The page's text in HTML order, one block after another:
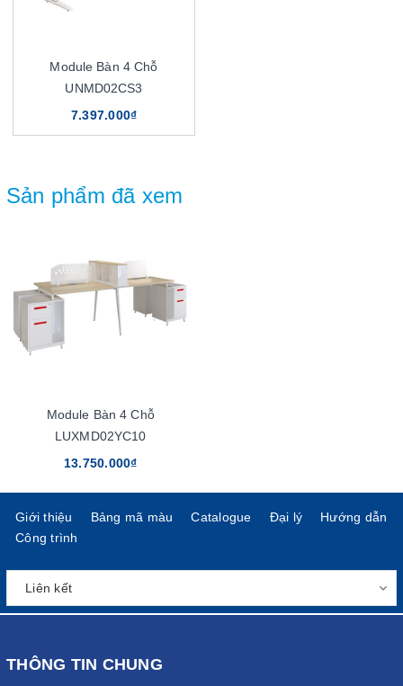
Module Bàn 4 Chỗ
UNMD02CS3
7.397.000₫
Sản phẩm đã xem
Module Bàn 4 Chỗ
LUXMD02YC10
13.750.000₫
Giới thiệu Bảng mã màu Catalogue Đại lý
Hướng dẫn
Công trình
THÔNG TIN CHUNG